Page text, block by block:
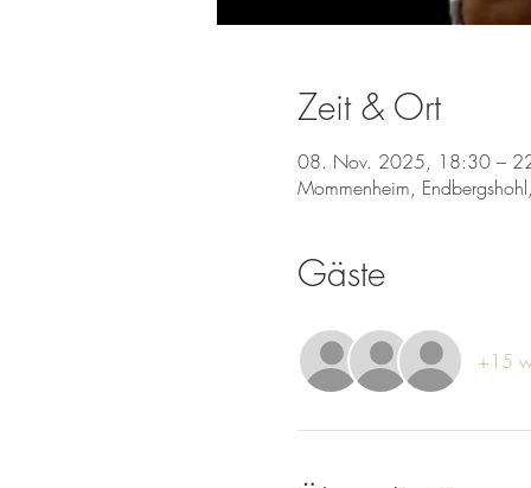
Zeit & Ort
08. Nov. 2025, 18:30 –
Mommenheim,
Gäste
+15